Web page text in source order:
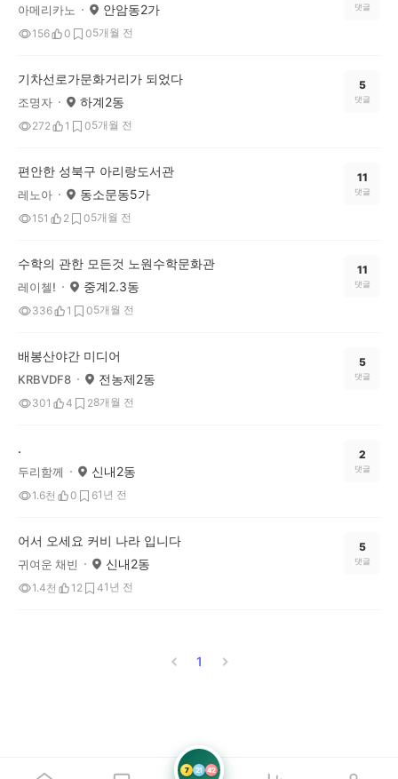
아메리카노 안암동2가
156 0 05개월 전
댓글
기차선로가문화거리가 되었다
조명자 하계2동
272 1 05개월 전
5
댓글
편안한 성북구 아리랑도서관
레노아 동소문동5가
151 2 05개월 전
11
댓글
수학의 관한 모든것 노원수학문화관
레이첼! 중계2.3동
336 1 05개월 전
11
댓글
배봉산야간 미디어
KRBVDF8 전농제2동
301 4 28개월 전
5
댓글
.
두리함께 신내2동
1.6천 0 61년 전
2
댓글
어서 오세요 커비 나라 입니다
귀여운 채빈 신내2동
1.4천 12 41년 전
5
댓글
1
7 21 42